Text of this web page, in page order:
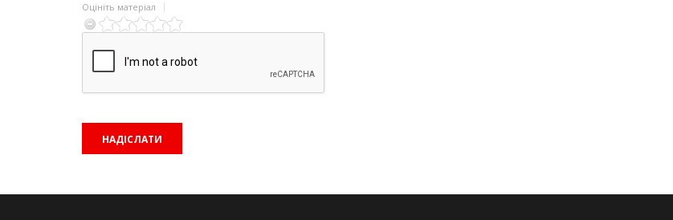
Оцініть матеріал